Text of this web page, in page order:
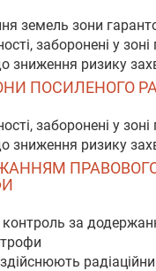
земель зони
заборонені у
зниження ризику
ПОСИЛЕНОГО
заборонені у
зниження ризику
за